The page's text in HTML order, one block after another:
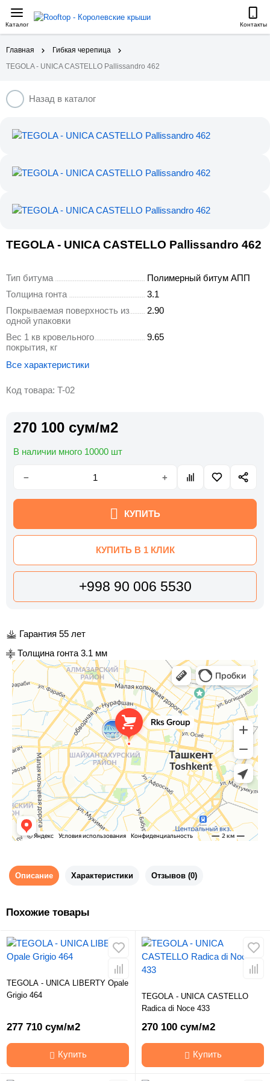
Каталог Контакты
Главная
Гибкая черепица
TEGOLA - UNICA CASTELLO Pallissandro 462
Назад в каталог
TEGOLA - UNICA CASTELLO Pallissandro 462
Тип битума
Полимерный битум АПП
Толщина гонта
3.1
Покрываемая поверхность из
одной упаковки
2.90
Вес 1 кв кровельного
покрытия, кг
9.65
Все характеристики
Код товара: T-02
270 100 сум/м2
В наличии много 10000 шт
− +
КУПИТЬ
КУПИТЬ В 1 КЛИК
+998 90 006 5530
Гарантия 55 лет
Толщина гонта 3.1 мм
Описание Характеристики Отзывов (0)
Похожие товары
TEGOLA - UNICA LIBERTY Opale
Grigio 464
277 710 сум/м2
Купить
TEGOLA - UNICA CASTELLO
Radica di Noce 433
270 100 сум/м2
Купить